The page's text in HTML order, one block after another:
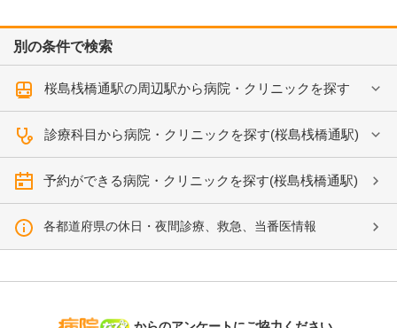
別の条件で検索
桜島桟橋通駅の周辺駅から病院・クリニックを探す
診療科目から病院・クリニックを探す(桜島桟橋通駅)
予約ができる病院・クリニックを探す(桜島桟橋通駅)
各都道府県の休日・夜間診療、救急、当番医情報